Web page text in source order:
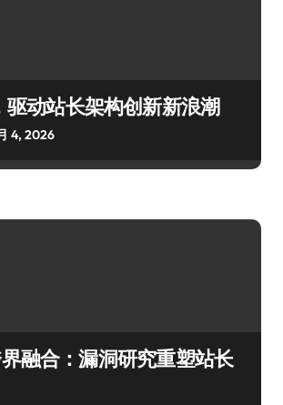
驱动站长架构创新新浪潮
4, 2026
融合：漏洞研究重塑站长